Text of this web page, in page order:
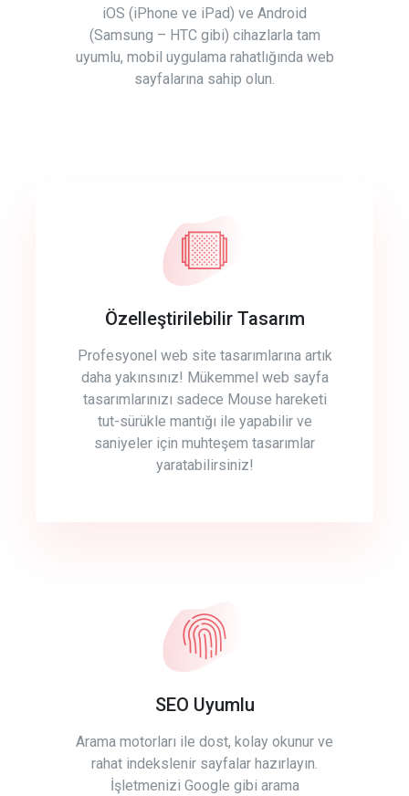
iOS (iPhone ve iPad) ve Android
(Samsung – HTC gibi) cihazlarla tam
uyumlu, mobil uygulama rahatlığında web
sayfalarına sahip olun.
Özelleştirilebilir Tasarım
Profesyonel web site tasarımlarına artık
daha yakınsınız! Mükemmel web sayfa
tasarımlarınızı sadece Mouse hareketi
tut-sürükle mantığı ile yapabilir ve
saniyeler için muhteşem tasarımlar
yaratabilirsiniz!
SEO Uyumlu
Arama motorları ile dost, kolay okunur ve
rahat indekslenir sayfalar hazırlayın.
İşletmenizi Google gibi arama